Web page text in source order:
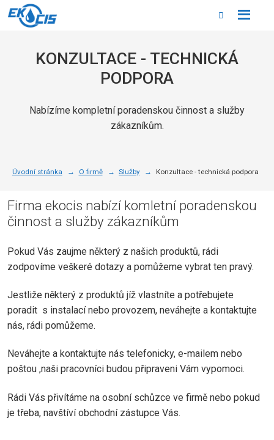
KONZULTACE - TECHNICKÁ
PODPORA
Nabízíme kompletní poradenskou činnost a služby
zákazníkům.
Úvodní stránka O firmě Služby Konzultace - technická podpora
Firma ekocis nabízí komletní poradenskou
činnost a služby zákazníkům
Pokud Vás zaujme některý z našich produktů, rádi
zodpovíme veškeré dotazy a pomůžeme vybrat ten pravý.
Jestliže některý z produktů jíž vlastníte a potřebujete
poradit s instalací nebo provozem, neváhejte a kontaktujte
nás, rádi pomůžeme.
Neváhejte a kontaktujte nás telefonicky, e-mailem nebo
poštou ,naši pracovníci budou připraveni Vám vypomoci.
Rádi Vás přivítáme na osobní schůzce ve firmě nebo pokud
je třeba, navštíví obchodní zástupce Vás.